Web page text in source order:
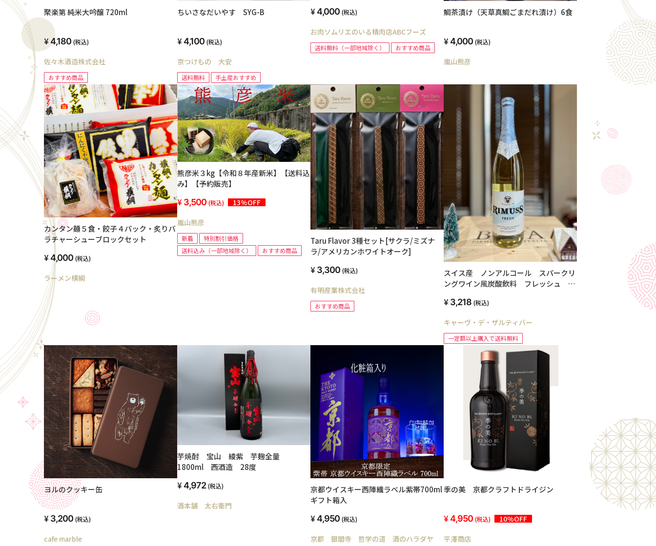
聚楽第 純米大吟醸 720ml
4,180 (税込)
佐々木酒造株式会社
おすすめ商品
ちいさなだいやす SYG-B
4,100 (税込)
京つけもの 大安
送料無料 手土産おすすめ
4,000 (税込)
お肉ソムリエのいる精肉店ABCフーズ
送料無料（一部地域除く） おすすめ商品
鯛茶漬け（天草真鯛ごまだれ漬け）6食
4,000 (税込)
嵐山熊彦
カンタン麺５食・餃子４パック・炙りバ
ラチャーシューブロックセット
4,000 (税込)
ラーメン横綱
熊彦米３kg【令和８年産新米】【送料込
み】【予約販売】
3,500 (税込) 13%OFF
嵐山熊彦
新着
特別割引価格
送料込み（一部地域除く）
おすすめ商品
Taru Flavor 3種セット[サクラ/ミズナ
ラ/アメリカンホワイトオーク]
3,300 (税込)
有明産業株式会社
おすすめ商品
スイス産 ノンアルコール スパークリ
ングワイン風炭酸飲料 フレッシュ
3,218 (税込)
キャーヴ・デ・ザルティバー
一定額以上購入で送料無料
ヨルのクッキー缶
3,200 (税込)
cafe marble
芋焼酎 宝山 綾紫 芋麹全量
1800ml 西酒造 28度
4,972 (税込)
酒本舗 太右衛門
京都ウイスキー西陣織ラベル紫帯700ml
ギフト箱入
4,950 (税込)
京都 銀閣寺 哲学の道 酒のハラダヤ
季の美 京都クラフトドライジン
4,950 (税込) 10%OFF
平澤商店